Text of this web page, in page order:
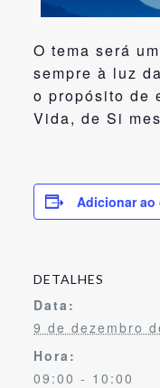
O tema será
sempre à luz
o propósito de
Vida, de Si
Adicionar ao
DETALHES
Data:
9 de dezembro
Hora:
09:00 - 10:00